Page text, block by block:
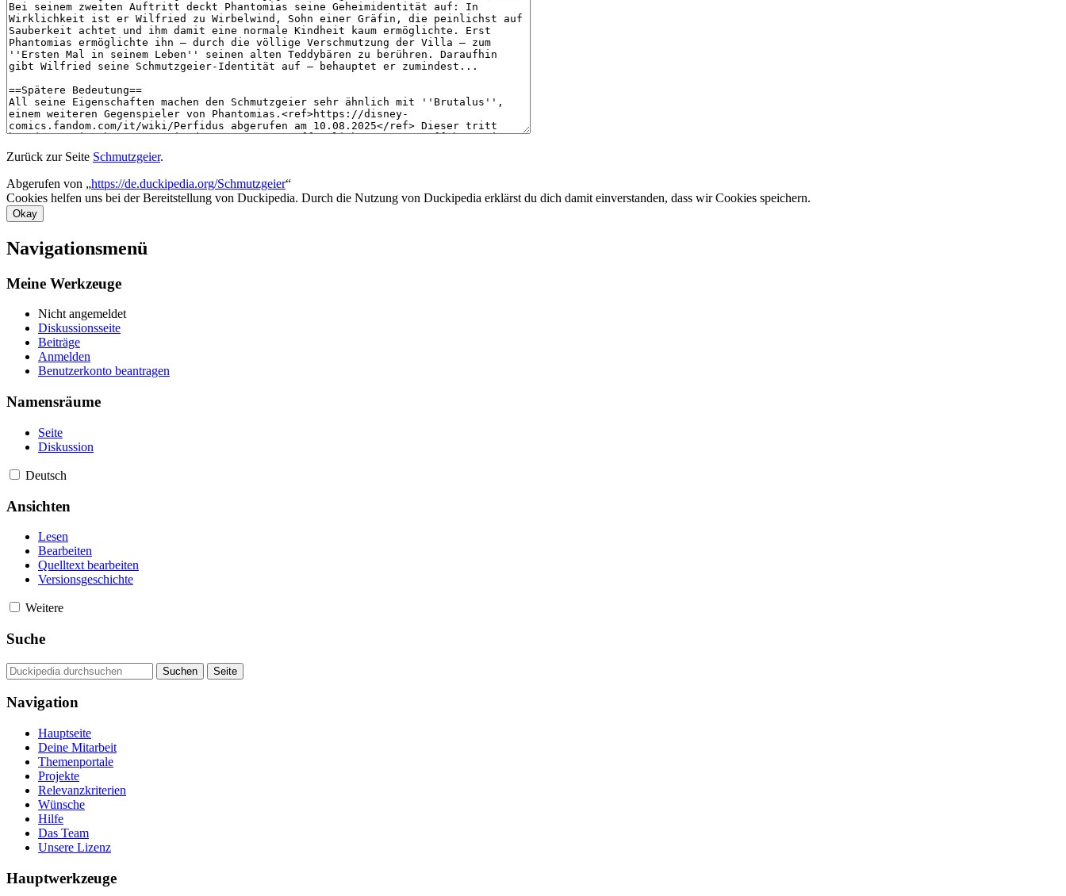
Zurück zur Seite Schmutzgeier.
Abgerufen von „https://de.duckipedia.org/Schmutzgeier“
Cookies helfen uns bei der Bereitstellung von Duckipedia. Durch die Nutzung von Duckipedia erklärst du dich damit einverstanden, dass wir Cookies speichern.
Okay
Navigationsmenü
Meine Werkzeuge
Nicht angemeldet
Diskussionsseite
Beiträge
Anmelden
Benutzerkonto beantragen
Namensräume
Seite
Diskussion
Deutsch
Ansichten
Lesen
Bearbeiten
Quelltext bearbeiten
Versionsgeschichte
Weitere
Suche
Navigation
Hauptseite
Deine Mitarbeit
Themenportale
Projekte
Relevanzkriterien
Wünsche
Hilfe
Das Team
Unsere Lizenz
Hauptwerkzeuge